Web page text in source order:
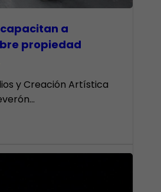
capacitan a
propiedad
y Creación Artística